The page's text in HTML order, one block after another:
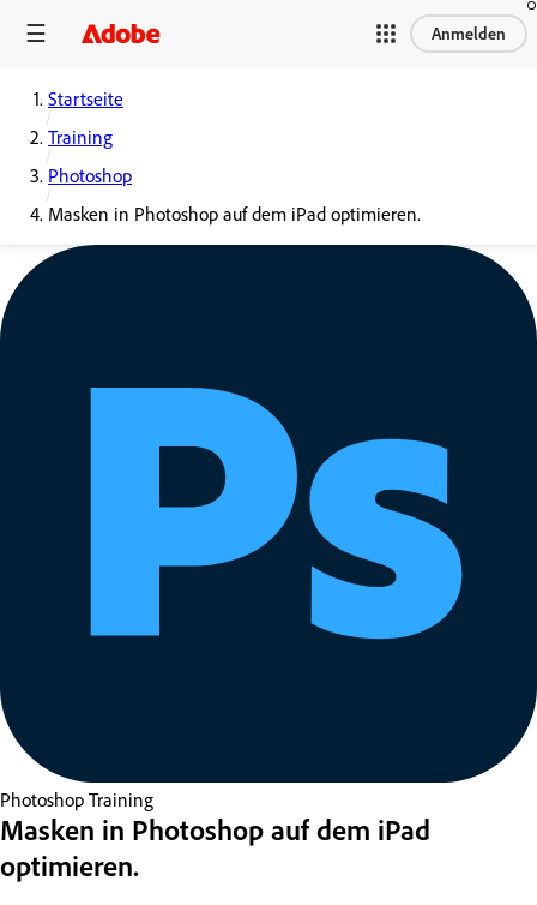
Anmelden
Startseite
Training
Photoshop
Masken in Photoshop auf dem iPad optimieren.
Photoshop Training
Masken in Photoshop auf dem iPad
optimieren.